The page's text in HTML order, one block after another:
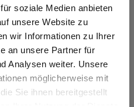
soziale Medien anbieten
unsere Website zu
wir Informationen zu Ihrer
an unsere Partner für
Analysen weiter. Unsere
möglicherweise mit
Sie ihnen bereitgestellt
and venues